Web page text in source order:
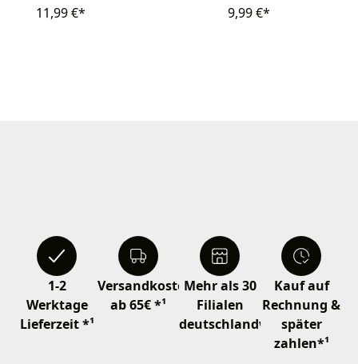
11,99 €*
9,99 €*
1-2
Werktage
Lieferzeit *¹
Versandkostenfrei
ab 65€ *¹
Mehr als 30
Filialen
deutschlandweit
Kauf auf
Rechnung &
später
zahlen*¹